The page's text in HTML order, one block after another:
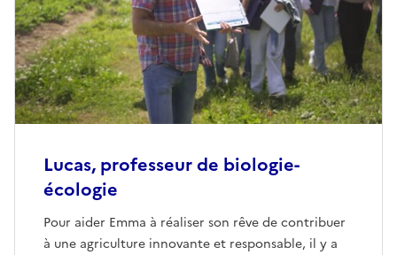
Lucas, professeur de biologie-
écologie
Pour aider Emma à réaliser son rêve de contribuer
à une agriculture innovante et responsable, il y a